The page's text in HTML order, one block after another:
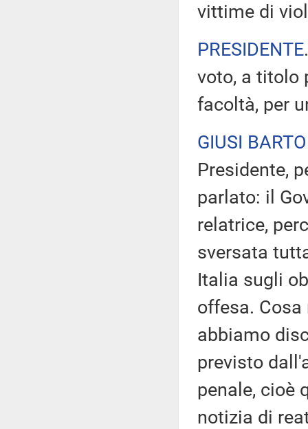
vittime di
PRESIDENTE
voto, a titolo
facoltà, per
GIUSI
Presidente,
parlato: il
relatrice,
sversata
Italia sugli
offesa.
abbiamo
previsto
penale, cioè
notizia di